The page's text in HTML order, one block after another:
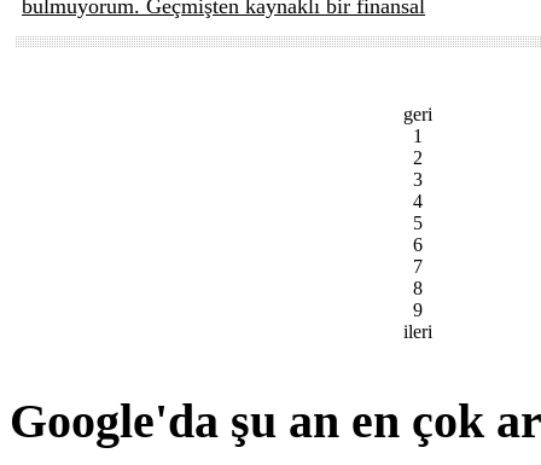
bulmuyorum. Geçmişten kaynaklı bir finansal
geri
1
2
3
4
5
6
7
8
9
ileri
Google'da şu an en çok